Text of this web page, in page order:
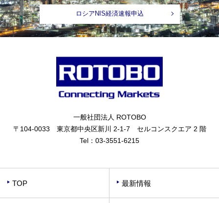
ロシアNIS経済速報申込
一般社団法人 ROTOBO
〒104-0033 東京都中央区新川 2-1-7 セルコンスクエア 2 階
Tel： 03-3551-6215
TOP 最新情報